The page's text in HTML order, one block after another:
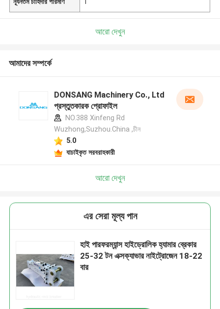
আরো দেখুন
আমাদের সম্পর্কে
DONSANG Machinery Co., Ltd
প্রস্তুতকারক প্রোফাইল
NO.388 Xinfeng Rd
Wuzhong,Suzhou.China ,চীন
5.0
যাচাইকৃত সরবরাহকারী
আরো দেখুন
এর সেরা মূল্য পান
হাই পারফরম্যান্স হাইড্রোলিক হ্যামার ব্রেকার
25-32 টন এক্সক্যাভার নাইট্রোজেন 18-22
বার